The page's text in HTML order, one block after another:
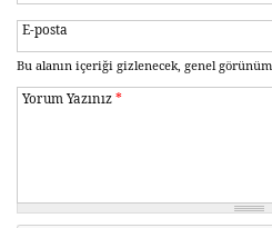
E-posta
Bu alanın içeriği gizlenecek, genel
Yorum Yazınız*